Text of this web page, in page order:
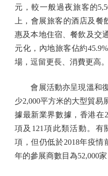
元，較一般過夜旅客的
上，會展旅客的酒店及餐
惠及本地住宿、餐飲及交
元化，內地旅客佔約
場，逗留更長、消費更高。
會展活動亦呈現溫和復
少2,000平方米的大型貿易
據最新業界數據，香港在
項及121項此類活動。有
項，但仍低於2018年疫情
年的參展商數目為52,000家